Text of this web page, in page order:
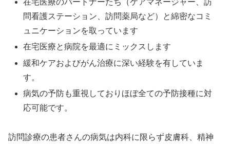
在宅医療のパートナーたち（ケアマネージャー、訪
問看護ステーション、訪問薬局など）と綿密なコミ
ュニケーションを取っています
在宅医療と病院を最適にミックスします
緩和ケアおよびがん治療に深い経験を有していま
す。
病気の予防も重視しておりほぼ全ての予防接種に対
応可能です。
訪問診療の患者さんの病気は内科に限らず皮膚科、精神